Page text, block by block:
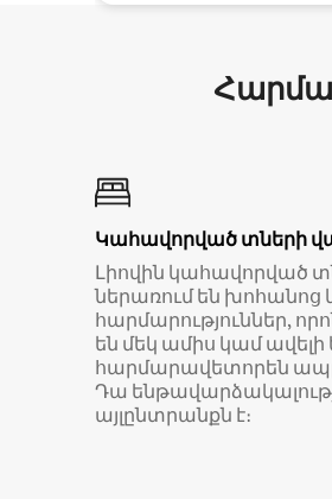
Կահավորված տների
Լիովին կահավորված
ներառում են խոհանոց
հարմարություններ,
են մեկ ամիս կամ
հարմարավետորեն
Դա
այլընտրանքն է։